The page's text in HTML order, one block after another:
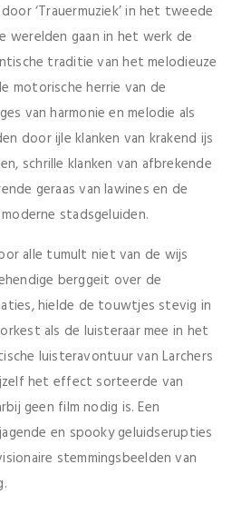
‘Trauermuziek’ in het tweede
werelden gaan in het werk de
traditie van het melodieuze
motorische herrie van de
van harmonie en melodie als
door ijle klanken van krakend ijs
schrille klanken van afbrekende
geraas van lawines en de
stadsgeluiden.
alle tumult niet van de wijs
berggeit over de
hielde de touwtjes stevig in
als de luisteraar mee in het
luisteravontuur van Larchers
het effect sorteerde van
geen film nodig is. Een
en spooky geluidserupties
stemmingsbeelden van